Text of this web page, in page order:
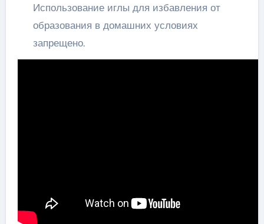
Использование иглы для избавления от
образования в домашних условиях
запрещено.